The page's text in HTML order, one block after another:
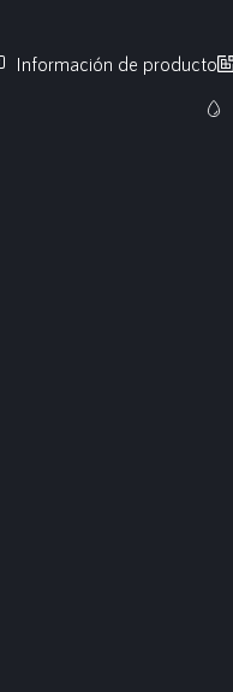
Información de producto